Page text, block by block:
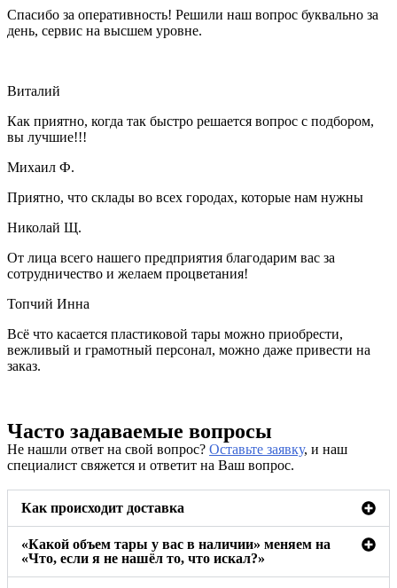
Спасибо за оперативность! Решили наш вопрос буквально за
день, сервис на высшем уровне.
Виталий
Как приятно, когда так быстро решается вопрос с подбором,
вы лучшие!!!
Михаил Ф.
Приятно, что склады во всех городах, которые нам нужны
Николай Щ.
От лица всего нашего предприятия благодарим вас за
сотрудничество и желаем процветания!
Топчий Инна
Всё что касается пластиковой тары можно приобрести,
вежливый и грамотный персонал, можно даже привести на
заказ.
Часто задаваемые вопросы
Не нашли ответ на свой вопрос? Оставьте заявку, и наш
специалист свяжется и ответит на Ваш вопрос.
Как происходит доставка
«Какой объем тары у вас в наличии» меняем на
«Что, если я не нашёл то, что искал?»